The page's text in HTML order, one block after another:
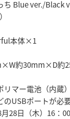
ち Blue ver./Black
本体×1
約30mm×D約
マー電池（内蔵）
USBポートが必
28日（木）16：